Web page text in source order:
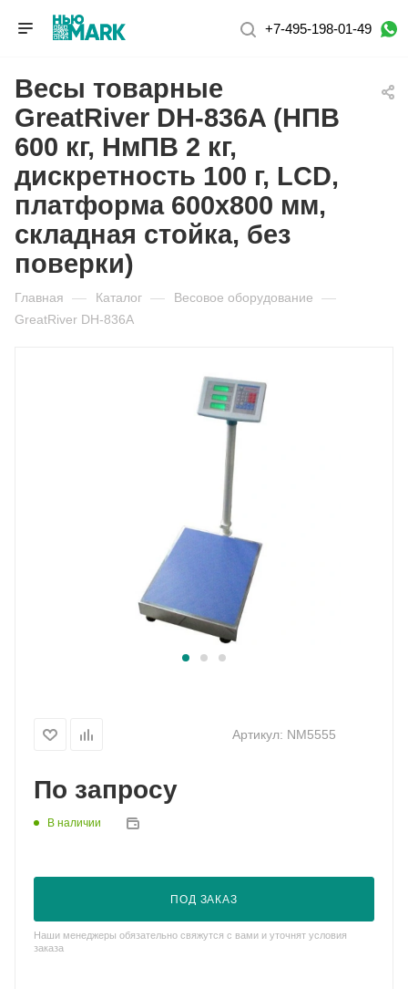
+7-495-198-01-49
Весы товарные
GreatRiver DH-836A (НПВ
600 кг, НмПВ 2 кг,
дискретность 100 г, LCD,
платформа 600х800 мм,
складная стойка, без
поверки)
Главная — Каталог — Весовое оборудование —
GreatRiver DH-836A
Артикул: NM5555
По запросу
В наличии
ПОД ЗАКАЗ
Наши менеджеры обязательно свяжутся с вами и уточнят условия
заказа